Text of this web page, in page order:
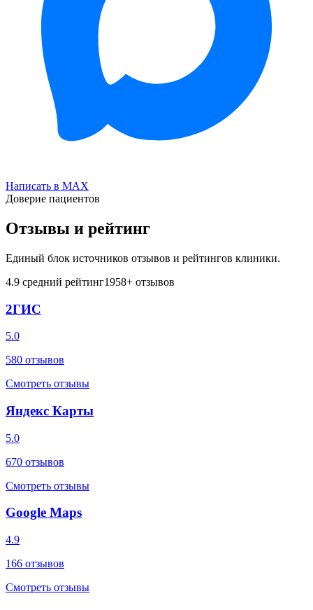
Написать в MAX
Доверие пациентов
Отзывы и рейтинг
Единый блок источников отзывов и рейтингов клиники.
4.9 средний рейтинг1958+ отзывов
2ГИС
5.0
580 отзывов
Смотреть отзывы
Яндекс Карты
5.0
670 отзывов
Смотреть отзывы
Google Maps
4.9
166 отзывов
Смотреть отзывы